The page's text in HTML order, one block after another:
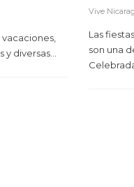
Vive
Las
son una
diversas...